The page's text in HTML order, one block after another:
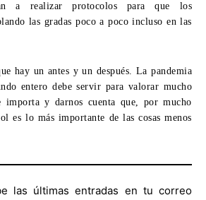
a realizar protocolos para que los
las gradas poco a poco incluso en las
hay un antes y un después. La pandemia
entero debe servir para valorar mucho
importa y darnos cuenta que, por mucho
es lo más importante de las cosas menos
las últimas entradas en tu correo